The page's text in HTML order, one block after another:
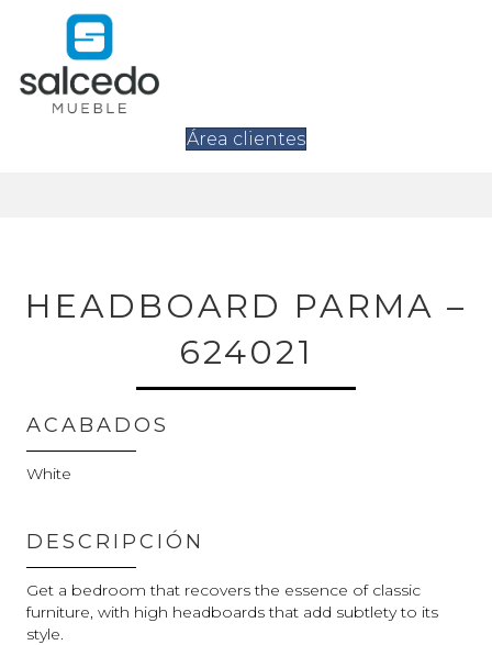
Área clientes
HEADBOARD PARMA –
624021
ACABADOS
White
DESCRIPCIÓN
Get a bedroom that recovers the essence of classic
furniture, with high headboards that add subtlety to its
style.